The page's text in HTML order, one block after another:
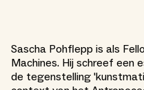
Sascha Pohflepp is als
Machines. Hij schreef een
de tegenstelling